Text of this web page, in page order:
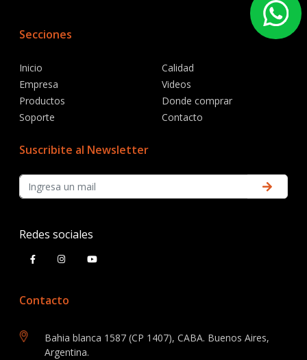
Secciones
Inicio
Empresa
Productos
Soporte
Calidad
Videos
Donde comprar
Contacto
Suscribite al Newsletter
Redes sociales
Contacto
Bahia blanca 1587 (CP 1407), CABA. Buenos Aires,
Argentina.